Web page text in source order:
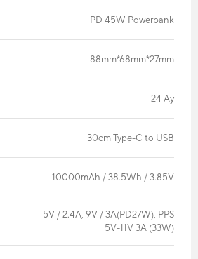
PD 45W Powerbank
88mm*68mm*27mm
24 Ay
30cm Type-C to USB
10000mAh / 38.5Wh / 3.85V
5V / 2.4A, 9V / 3A(PD27W), PPS
5V-11V 3A (33W)